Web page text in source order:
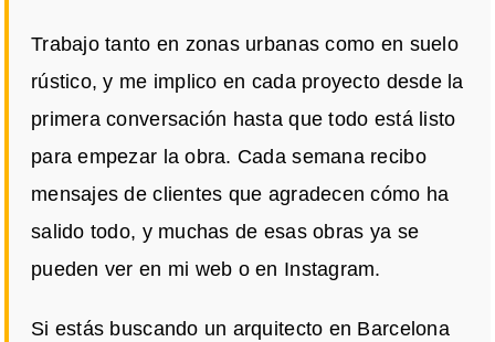
Trabajo tanto en zonas urbanas como en suelo
rústico, y me implico en cada proyecto desde la
primera conversación hasta que todo está listo
para empezar la obra. Cada semana recibo
mensajes de clientes que agradecen cómo ha
salido todo, y muchas de esas obras ya se
pueden ver en mi web o en Instagram.
Si estás buscando un arquitecto en Barcelona